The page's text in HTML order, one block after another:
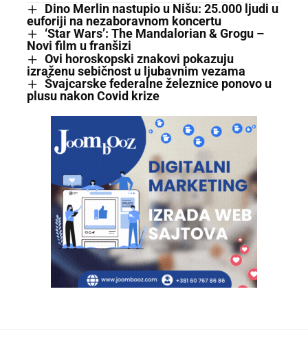
Dino Merlin nastupio u Nišu: 25.000 ljudi u
euforiji na nezaboravnom koncertu
‘Star Wars’: The Mandalorian & Grogu –
Novi film u franšizi
Ovi horoskopski znakovi pokazuju
izraženu sebičnost u ljubavnim vezama
Švajcarske federalne železnice ponovo u
plusu nakon Covid krize